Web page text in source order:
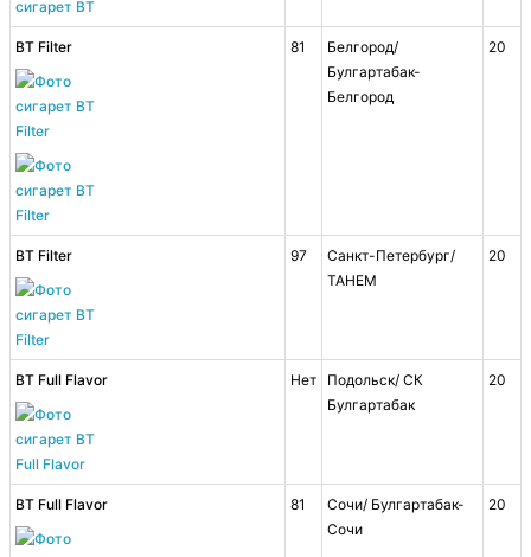
BT Filter 81
Белгород/
Булгартабак-
Белгород
20
BT Filter 97
Санкт-Петербург/
ТАНЕМ
20
BT Full Flavor Нет
Подольск/ СК
Булгартабак
20
BT Full Flavor 81
Сочи/ Булгартабак-
Сочи
20